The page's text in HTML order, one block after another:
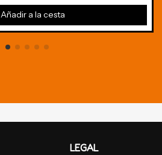
Añadir a la cesta
LEGAL